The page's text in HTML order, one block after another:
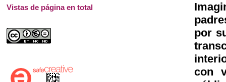
por
con
Vistas de página en total